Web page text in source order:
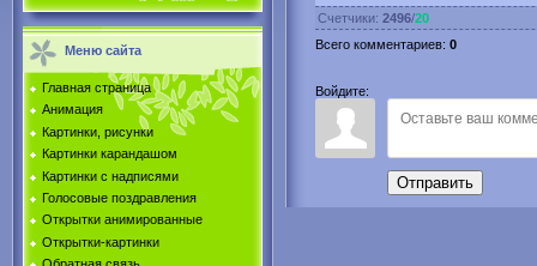
Меню сайта
Главная страница
Анимация
Картинки, рисунки
Картинки карандашом
Картинки с надписями
Голосовые поздравления
Открытки анимированные
Открытки-картинки
Счетчики: 2496/20
Всего комментариев: 0
Войдите:
Отправить